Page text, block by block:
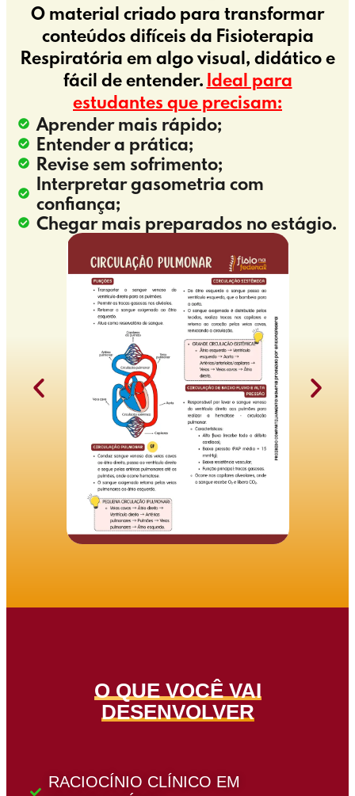
O material criado para transformar
conteúdos difíceis da Fisioterapia
Respiratória em algo visual, didático e
fácil de entender. Ideal para
estudantes que precisam:
Aprender mais rápido;
Entender a prática;
Revise sem sofrimento;
Interpretar gasometria com
confiança;
Chegar mais preparados no estágio.
O QUE VOCÊ VAI
DESENVOLVER
RACIOCÍNIO CLÍNICO EM